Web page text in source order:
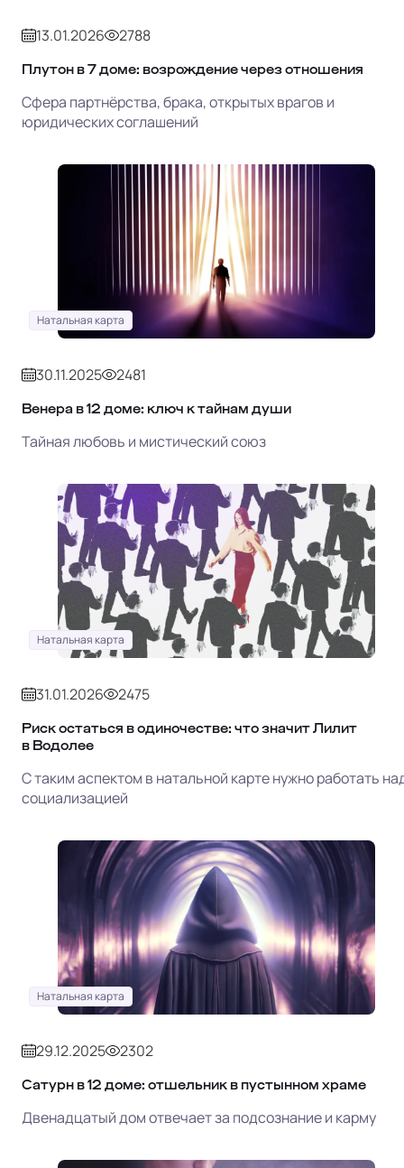
13.01.2026 2788
Плутон в 7 доме: возрождение через отношения
Сфера партнёрства, брака, открытых врагов и
юридических соглашений
Натальная карта
30.11.2025 2481
Венера в 12 доме: ключ к тайнам души
Тайная любовь и мистический союз
Натальная карта
31.01.2026 2475
Риск остаться в одиночестве: что значит Лилит
в Водолее
С таким аспектом в натальной карте нужно работать
социализацией
Натальная карта
29.12.2025 2302
Сатурн в 12 доме: отшельник в пустынном храме
Двенадцатый дом отвечает за подсознание и карму